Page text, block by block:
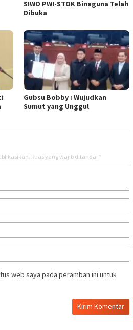
SIWO PWI-STOK Binaguna Telah
Dibuka
Gubsu Bobby : Wujudkan
Sumut yang Unggul
Ruas yang wajib ditandai *
web saya pada peramban ini untuk